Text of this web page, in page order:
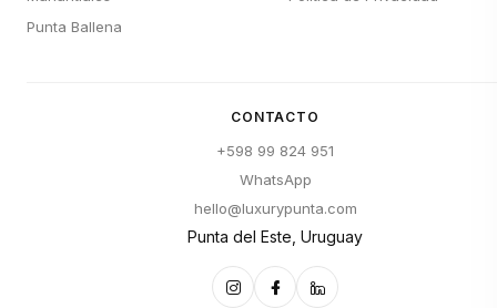
Punta Ballena
CONTACTO
+598 99 824 951
WhatsApp
hello@luxurypunta.com
Punta del Este, Uruguay